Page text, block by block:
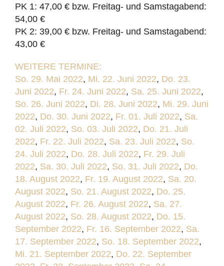
PK 1: 47,00 € bzw. Freitag- und Samstagabend:
54,00 €
PK 2: 39,00 € bzw. Freitag- und Samstagabend:
43,00 €
WEITERE TERMINE:
So. 29. Mai 2022, Mi. 22. Juni 2022, Do. 23.
Juni 2022, Fr. 24. Juni 2022, Sa. 25. Juni 2022,
So. 26. Juni 2022, Di. 28. Juni 2022, Mi. 29. Juni
2022, Do. 30. Juni 2022, Fr. 01. Juli 2022, Sa.
02. Juli 2022, So. 03. Juli 2022, Do. 21. Juli
2022, Fr. 22. Juli 2022, Sa. 23. Juli 2022, So.
24. Juli 2022, Do. 28. Juli 2022, Fr. 29. Juli
2022, Sa. 30. Juli 2022, So. 31. Juli 2022, Do.
18. August 2022, Fr. 19. August 2022, Sa. 20.
August 2022, So. 21. August 2022, Do. 25.
August 2022, Fr. 26. August 2022, Sa. 27.
August 2022, So. 28. August 2022, Do. 15.
September 2022, Fr. 16. September 2022, Sa.
17. September 2022, So. 18. September 2022,
Mi. 21. September 2022, Do. 22. September